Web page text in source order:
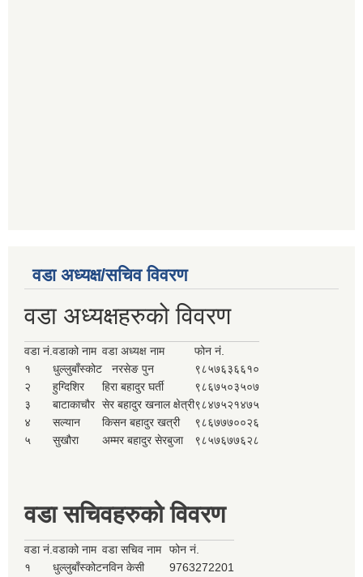
वडा अध्यक्ष/सचिव विवरण
वडा अध्यक्षहरुको विवरण
वडा नं. वडाको नाम वडा अध्यक्ष नाम
फोन नं.
१
धुल्लुबाँस्कोट नरसेङ पुन
९८५७६३६६१०
२
हुग्दिशिर हिरा बहादुर घर्ती
९८६७५०३५०७
३
बाटाकाचौर सेर बहादुर खनाल क्षेत्री९८४७५२१४७५
४
सल्यान किसन बहादुर खत्री
९८६७७७००२६
५
सुखौरा अम्मर बहादुर सेरबुजा ९८५७६७७६२८
वडा सचिवहरुको विवरण
वडा नं. वडाको नाम वडा सचिव नाम
फोन नं.
१
धुल्लुबाँस्कोटनविन केसी
9763272201